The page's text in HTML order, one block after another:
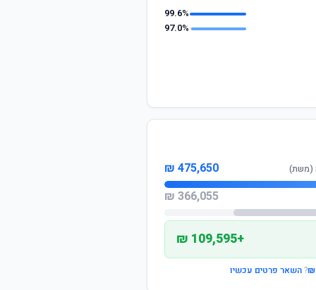
99.6%
97.0%
475,650 ₪
366,055 ₪
+109,595 ₪
?השאר פרטים עכשיו